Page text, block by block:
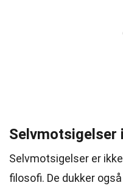
Selvmotsigelser
Selvmotsigelser er
filosofi. De dukker